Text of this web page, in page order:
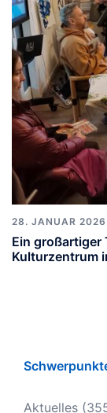
28. JANUAR 2026
Ein großartiger
Kulturzentrum
Aktuelles